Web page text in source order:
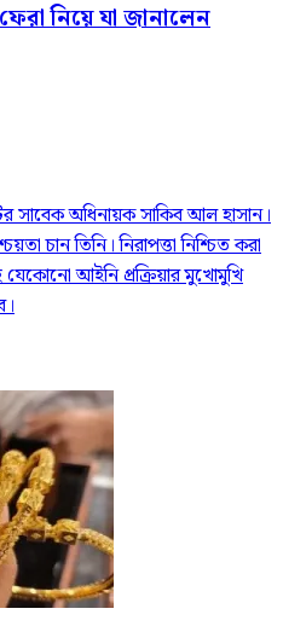
নিয়ে যা জানালেন
সাবেক অধিনায়ক সাকিব আল হাসান।
চান তিনি। নিরাপত্তা নিশ্চিত করা
আইনি প্রক্রিয়ার মুখোমুখি